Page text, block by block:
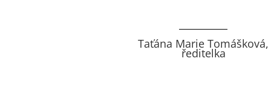
Taťána Marie Tomášková,
ředitelka